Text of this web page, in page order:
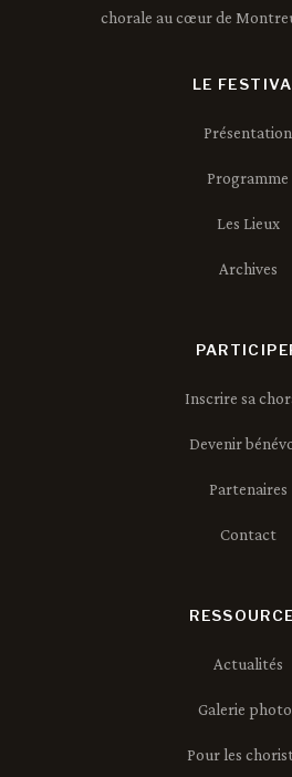
chorale au cœur de
LE
Présentation
Programme
Les Lieux
Archives
Inscrire sa
Devenir
Partenaires
Contact
Actualités
Galerie
Pour les